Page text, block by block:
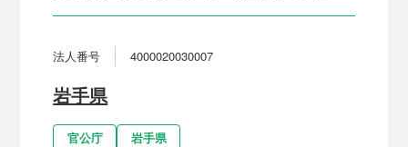
法人番号 4000020030007
岩手県
官公庁 岩手県